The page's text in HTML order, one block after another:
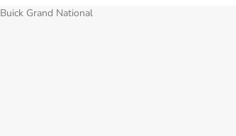
Buick Grand National